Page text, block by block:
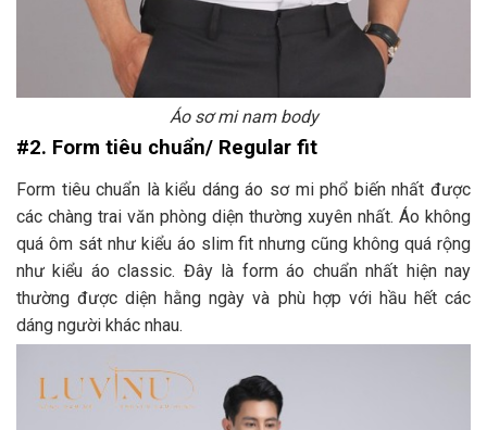
Áo sơ mi nam body
#2. Form tiêu chuẩn/ Regular fit
Form tiêu chuẩn là kiểu dáng áo sơ mi phổ biến nhất được
các chàng trai văn phòng diện thường xuyên nhất. Áo không
quá ôm sát như kiểu áo slim fit nhưng cũng không quá rộng
như kiểu áo classic. Đây là form áo chuẩn nhất hiện nay
thường được diện hằng ngày và phù hợp với hầu hết các
dáng người khác nhau.